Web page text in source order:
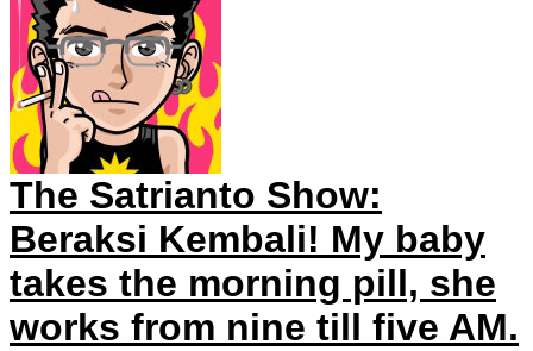
The Satrianto Show:
Beraksi Kembali! My baby
takes the morning pill, she
works from nine till five AM.